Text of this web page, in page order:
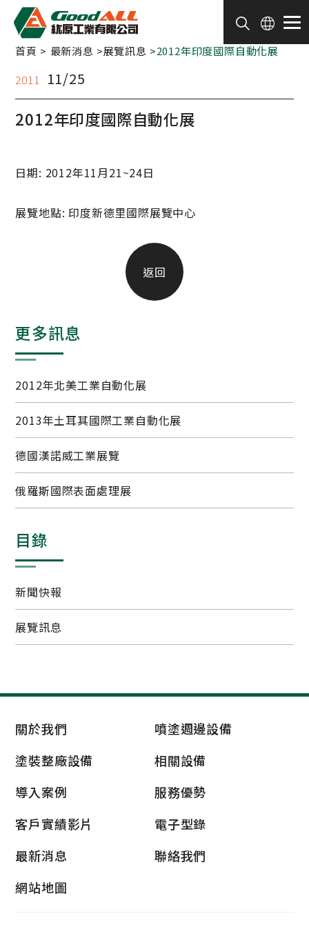
首頁 最新消息 展覽訊息 2012年印度國際自動化展
2011 11/25
2012年印度國際自動化展
日期: 2012年11月21~24日
展覽地點: 印度新德里國際展覽中心
返回
更多訊息
2012年北美工業自動化展
2013年土耳其國際工業自動化展
德國漢諾威工業展覽
俄羅斯國際表面處理展
目錄
新聞快報
展覽訊息
關於我們
噴塗週邊設備
塗裝整廠設備
相關設備
導入案例
服務優勢
客戶實績影片
電子型錄
最新消息
聯絡我們
網站地圖
Cookie管理面板